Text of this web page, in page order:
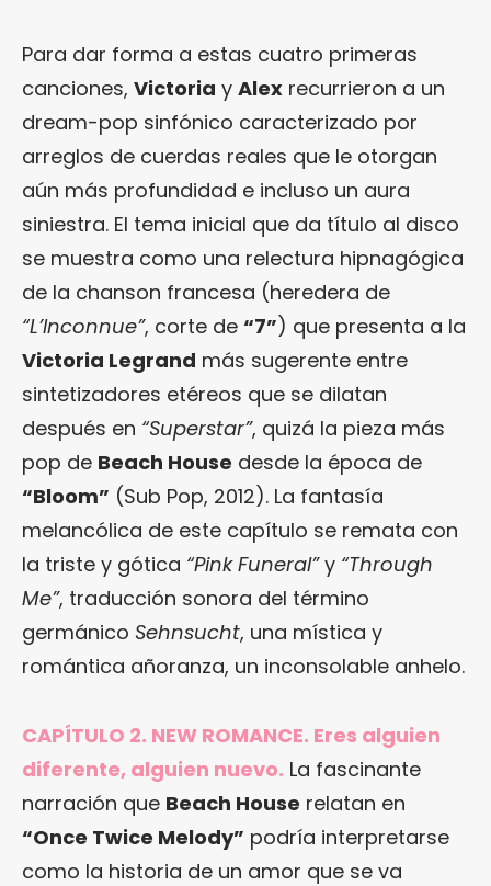
Para dar forma a estas cuatro primeras
canciones, Victoria y Alex recurrieron a un
dream-pop sinfónico caracterizado por
arreglos de cuerdas reales que le otorgan
aún más profundidad e incluso un aura
siniestra. El tema inicial que da título al disco
se muestra como una relectura hipnagógica
de la chanson francesa (heredera de
“L’Inconnue”, corte de “7”) que presenta a la
Victoria Legrand más sugerente entre
sintetizadores etéreos que se dilatan
después en “Superstar”, quizá la pieza más
pop de Beach House desde la época de
“Bloom” (Sub Pop, 2012). La fantasía
melancólica de este capítulo se remata con
la triste y gótica “Pink Funeral”y “Through
Me”, traducción sonora del término
germánico Sehnsucht, una mística y
romántica añoranza, un inconsolable anhelo.
CAPÍTULO 2. NEW ROMANCE. Eres alguien
diferente, alguien nuevo. La fascinante
narración que Beach House relatan en
“Once Twice Melody” podría interpretarse
como la historia de un amor que se va